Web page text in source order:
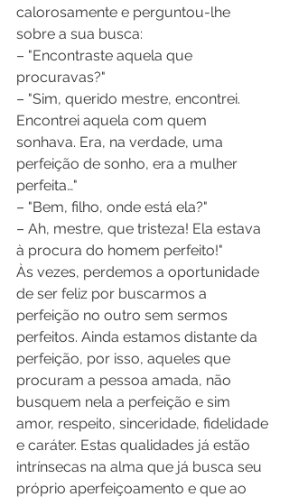
calorosamente e perguntou-lhe
sobre a sua busca:
– "Encontraste aquela que
procuravas?"
– "Sim, querido mestre, encontrei.
Encontrei aquela com quem
sonhava. Era, na verdade, uma
perfeição de sonho, era a mulher
perfeita…"
– "Bem, filho, onde está ela?"
– Ah, mestre, que tristeza! Ela estava
à procura do homem perfeito!"
Às vezes, perdemos a oportunidade
de ser feliz por buscarmos a
perfeição no outro sem sermos
perfeitos. Ainda estamos distante da
perfeição, por isso, aqueles que
procuram a pessoa amada, não
busquem nela a perfeição e sim
amor, respeito, sinceridade, fidelidade
e caráter. Estas qualidades já estão
intrínsecas na alma que já busca seu
próprio aperfeiçoamento e que ao